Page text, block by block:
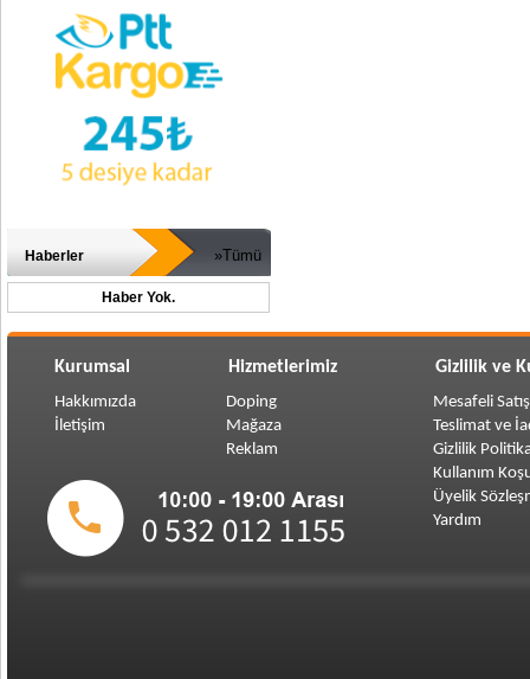
Haberler »Tümü
Haber Yok.
Kurumsal Hizmetlerimiz Gizlilik ve
Hakkımızda
İletişim
Doping
Mağaza
Reklam
Mesafeli
Teslimat ve
Gizlilik
Kullanım
Üyelik
Yardım